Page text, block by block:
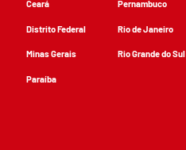
Ceará
Distrito Federal
Minas Gerais
Paraíba
Pernambuco
Rio de Janeiro
Rio Grande do Sul